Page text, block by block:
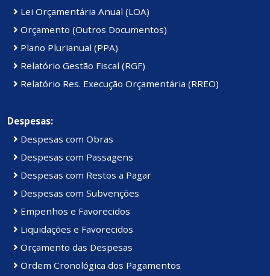
Lei Orçamentária Anual (LOA)
Orçamento (Outros Documentos)
Plano Plurianual (PPA)
Relatório Gestão Fiscal (RGF)
Relatório Res. Execução Orçamentária (RREO)
Despesas:
Despesas com Obras
Despesas com Passagens
Despesas com Restos a Pagar
Despesas com Subvenções
Empenhos e Favorecidos
Liquidações e Favorecidos
Orçamento das Despesas
Ordem Cronológica dos Pagamentos